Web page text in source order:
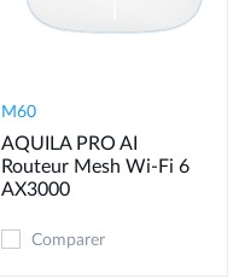
M60
AQUILA PRO AI
Routeur Mesh Wi-Fi 6
AX3000
Comparer